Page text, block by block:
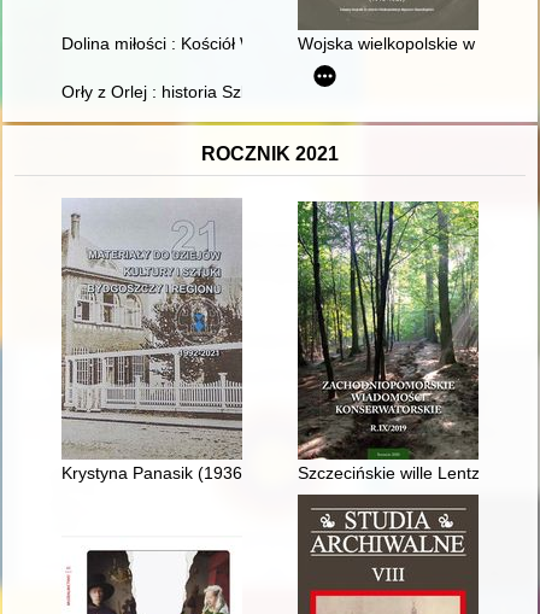
Dolina miłości : Kościół Wniebowzięcia Najświętszej Maryi
Wojska wielkopolskie w
Orły z Orlej : historia Szkoły Podstawowej nr 30 Specjalnej
ROCZNIK 2021
Krystyna Panasik (1936-2012), bydgoska rzeźbiarka
Szczecińskie wille Lentza i